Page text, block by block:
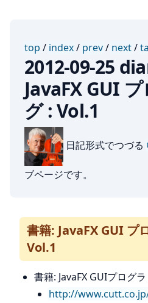
top / index/ prev/ next/
2012-09-25
JavaFX GUI
グ : Vol.1
日記形式でつづる
ブページです。
書籍: JavaFX GUI プ
Vol.1
書籍: JavaFX GUIプログ
http://